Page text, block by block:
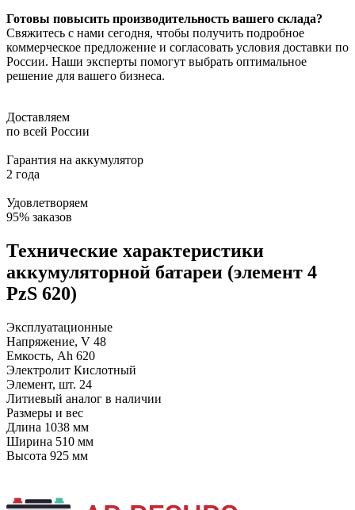
Готовы повысить производительность вашего склада?
Свяжитесь с нами сегодня, чтобы получить подробное
коммерческое предложение и согласовать условия доставки по
России. Наши эксперты помогут выбрать оптимальное
решение для вашего бизнеса.
Доставляем
по всей России
Гарантия на аккумулятор
2 года
Удовлетворяем
95% заказов
Технические характеристики
аккумуляторной батареи (элемент 4
PzS 620)
Эксплуатационные
Напряжение, V 48
Емкость, Ah 620
Электролит Кислотный
Элемент, шт. 24
Литиевый аналог в наличии
Размеры и вес
Длина 1038 мм
Ширина 510 мм
Высота 925 мм